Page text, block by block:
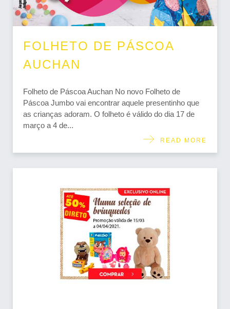
FOLHETO DE PÁSCOA
AUCHAN
Folheto de Páscoa Auchan No novo Folheto de
Páscoa Jumbo vai encontrar aquele presentinho que
as crianças adoram. O folheto é válido do dia 17 de
março a 4 de...
READ MORE